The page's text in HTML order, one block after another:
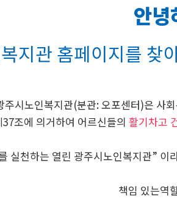
안녕
지관 홈페이지를 찾
주시노인복지관(분관: 오포센터)은 사
조에 의거하여 어르신들의 활기차고
실천하는 열린 광주시노인복지관”
책임 있는역